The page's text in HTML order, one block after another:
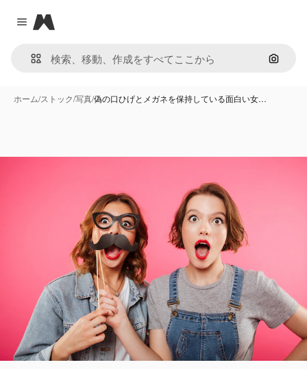
Close menu
Magnific
画像で
ホーム/ストック/写真/偽の口ひげとメガネを保持している面白い女…